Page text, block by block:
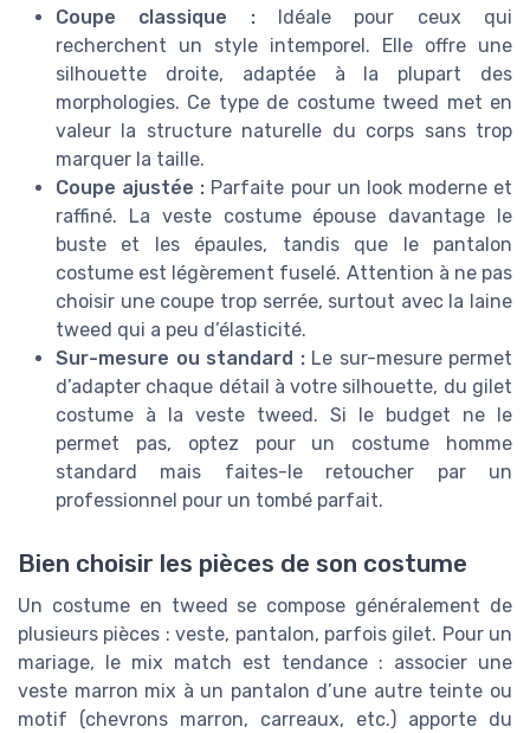
Coupe classique :Idéale pour ceux qui
recherchent un style intemporel. Elle offre une
silhouette droite, adaptée à la plupart des
morphologies. Ce type de costume tweed met en
valeur la structure naturelle du corps sans trop
marquer la taille.
Coupe ajustée : Parfaite pour un look moderne et
raffiné. La veste costume épouse davantage le
buste et les épaules, tandis que le pantalon
costume est légèrement fuselé. Attention à ne pas
choisir une coupe trop serrée, surtout avec la laine
tweed qui a peu d’élasticité.
Sur-mesure ou standard :Le sur-mesure permet
d’adapter chaque détail à votre silhouette, du gilet
costume à la veste tweed. Si le budget ne le
permet pas, optez pour un costume homme
standard mais faites-le retoucher par un
professionnel pour un tombé parfait.
Bien choisir les pièces de son costume
Un costume en tweed se compose généralement de
plusieurs pièces : veste, pantalon, parfois gilet. Pour un
mariage, le mix match est tendance : associer une
veste marron mix à un pantalon d’une autre teinte ou
motif (chevrons marron, carreaux, etc.) apporte du